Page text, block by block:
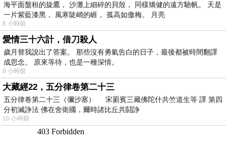
海平面盤桓的旋鷹， 沙灘上細碎的貝殼， 同樣矯健的遠方馳帆。 天是
一片紫藍漆黑， 風寒陡峭的崕， 孤高如傲梅。 月亮
8 小時前
愛情三十六計，借刀殺人
歲月替我說出了答案。 那些沒有勇氣告白的日子，最後都被時間翻譯
成思念。 原來等待，也是一種深情。
8 小時前
大藏經22，五分律卷第二十三
五分律卷第二十三（彌沙塞） 宋罽賓三藏佛陀什共竺道生等 譯 第四
分初滅諍法 佛在舍衛國，爾時諸比丘共鬪諍
10 小時前